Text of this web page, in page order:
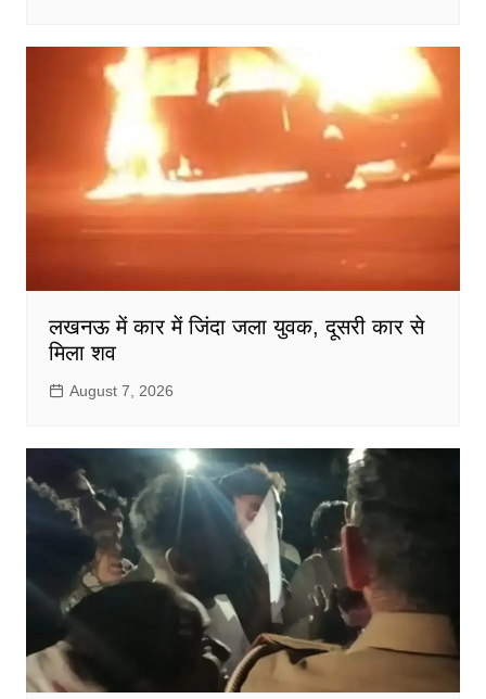
लखनऊ में कार में जिंदा जला युवक, दूसरी कार से
मिला शव
August 7, 2026